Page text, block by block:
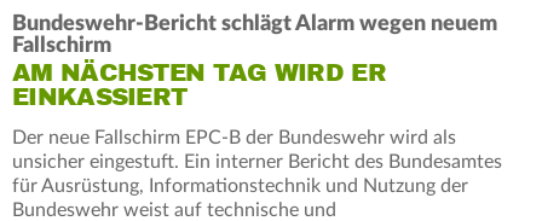
Bundeswehr-Bericht schlägt Alarm wegen neuem
Fallschirm
AM NÄCHSTEN TAG WIRD ER
EINKASSIERT
Der neue Fallschirm EPC-B der Bundeswehr wird als
unsicher eingestuft. Ein interner Bericht des Bundesamtes
für Ausrüstung, Informationstechnik und Nutzung der
Bundeswehr weist auf technische und